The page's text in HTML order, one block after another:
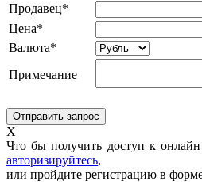
Продавец*
Цена*
Валюта*
Примечание
X
Что бы получить доступ к онлайн
авторизируйтесь,
или пройдите регистрацию в